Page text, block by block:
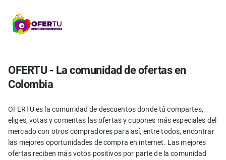
OFERTU - La comunidad de ofertas en
Colombia
OFERTU es la comunidad de descuentos donde tú compartes,
eliges, votas y comentas las ofertas y cupones más especiales del
mercado con otros compradores para así, entre todos, encontrar
las mejores oportunidades de compra en internet. Las mejores
ofertas reciben más votos positivos por parte de la comunidad